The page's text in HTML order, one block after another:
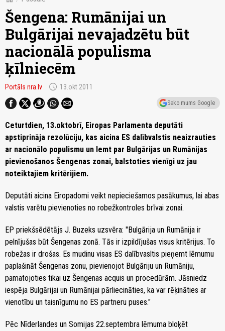
Šengena: Rumānijai un
Bulgārijai nevajadzētu būt
nacionālā populisma
ķīlniecēm
Portāls nra.lv schedule 13.okt 2011
Seko mums Google
Ceturtdien, 13.oktobrī, Eiropas Parlamenta deputāti
apstiprināja rezolūciju, kas aicina ES dalībvalstis neaizrauties
ar nacionālo populismu un lemt par Bulgārijas un Rumānijas
pievienošanos Šengenas zonai, balstoties vienīgi uz jau
noteiktajiem kritērijiem.
Deputāti aicina Eiropadomi veikt nepieciešamos pasākumus, lai abas
valstis varētu pievienoties no robežkontroles brīvai zonai.
EP priekšsēdētājs J. Buzeks uzsvēra: "Bulgārija un Rumānija ir
pelnījušas būt Šengenas zonā. Tās ir izpildījušas visus kritērijus. To
robežas ir drošas. Es mudinu visas ES dalībvasltis pieņemt lēmumu
paplašināt Šengenas zonu, pievienojot Bulgāriju un Rumāniju,
pamatojoties tikai uz Šengenas acquis un procedūrām. Jāsniedz
iespēja Bulgārijai un Rumānijai pārliecināties, ka var rēķināties ar
vienotību un taisnīgumu no ES partneru puses."
Pēc Nīderlandes un Somijas 22.septembra lēmuma bloķēt